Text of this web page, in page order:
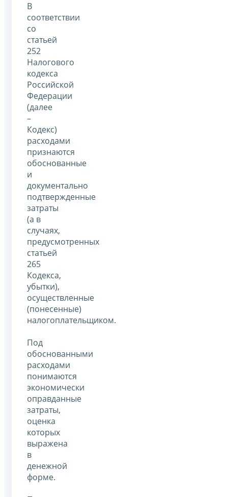
В
соответствии
со
статьей
252
Налогового
кодекса
Российской
Федерации
(далее
–
Кодекс)
расходами
признаются
обоснованные
и
документально
подтвержденные
затраты
(а в
случаях,
предусмотренных
статьей
265
Кодекса,
убытки),
осуществленные
(понесенные)
налогоплательщиком.
Под
обоснованными
расходами
понимаются
экономически
оправданные
затраты,
оценка
которых
выражена
в
денежной
форме.